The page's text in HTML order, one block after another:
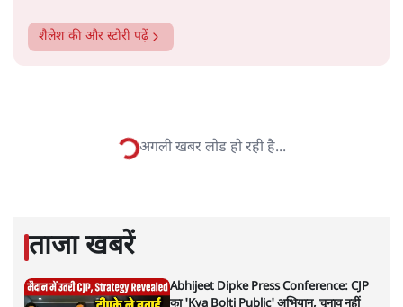
शैलेश की और स्टोरी पढ़ें
प्रयास ईमानदार है?
विमर्श| वंदिता मिश्रा| 16 APR, 2023